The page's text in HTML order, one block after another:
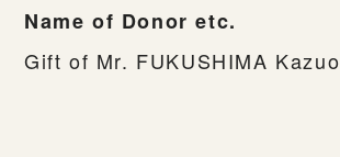
Name of Donor etc.
Gift of Mr. FUKUSHIMA Kazuo